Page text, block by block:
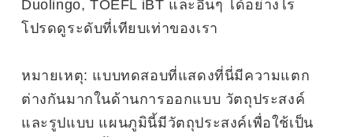
Duolingo, TOEFL iBT และอื่นๆ ได้อย่างไร
โปรดดูระดับที่เทียบเท่าของเรา
หมายเหตุ: แบบทดสอบที่แสดงที่นี่มีความแตก
ต่างกันมากในด้านการออกแบบ วัตถุประสงค์
และรูปแบบ แผนภูมินี้มีวัตถุประสงค์เพื่อใช้เป็น